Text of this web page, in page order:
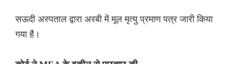
सऊदी अस्पताल द्वारा अरबी में मूल मृत्यु प्रमाण पत्र जारी किया
गया है।